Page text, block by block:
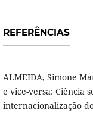
REFERÊNCIAS
ALMEIDA, Simone
e vice-versa: Ciência
internacionalização